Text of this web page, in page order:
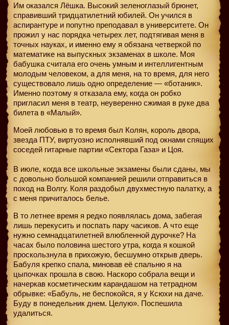
Им оказался Лёшка. Высокий зеленоглазый брюнет,
справивший тридцатилетний юбилей. Он учился в
аспирантуре и попутно преподавал в университете. Он
прожил у нас порядка четырех лет, подтягивая меня в
точных науках, и именно ему я обязана четверкой по
математике на выпускных экзаменах в школе. Моя
бабушка считала его очень умным и интеллигентным
молодым человеком, а для меня, на то время, для него
существовало лишь одно определение — «ботаник».
Именно поэтому я отказала ему, когда он робко
пригласил меня в театр, неуверенно сжимая в руке два
билета в «Малый».
Моей любовью в то время был Колян, король двора,
звезда ПТУ, виртуозно исполнявший под окнами спящих
соседей гитарные партии «Сектора Газа» и Цоя.
В июле, когда все школьные экзамены были сданы, мы
с довольно большой компанией решили отправиться в
поход на Волгу. Коля раздобыл двухместную палатку, а
с меня причиталось белье.
В то летнее время я редко появлялась дома, забегая
лишь перекусить и поспать пару часиков. А что еще
нужно семнадцатилетней влюбленной дурочке? На
часах было половина шестого утра, когда я кошкой
проскользнула в прихожую, бесшумно открыв дверь.
Бабуля крепко спала, миновав её спальню я на
цыпочках прошла в свою. Наскоро собрала вещи и
начеркав косметическим карандашом на тетрадном
обрывке: «Бабуль, не беспокойся, я у Ксюхи на даче.
Буду в понедельник днем. Целую». Поспешила
удалиться.